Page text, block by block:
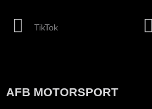
TikTok
AFB MOTORSPORT